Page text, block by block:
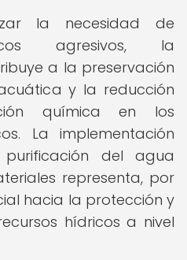
la necesidad de
agresivos, la
a la preservación
y la reducción
química en los
La implementación
del agua
representa, por
hacia la protección y
hídricos a nivel